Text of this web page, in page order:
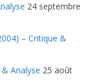
24 septembre
– Critique &
Analyse 25 août